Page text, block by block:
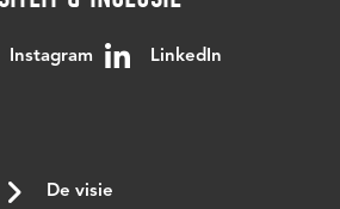
Instagram LinkedIn
De visie